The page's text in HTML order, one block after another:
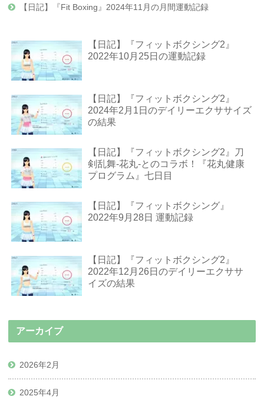
【日記】『Fit Boxing』2024年11月の月間運動記録
【日記】『フィットボクシング2』
2022年10月25日の運動記録
【日記】『フィットボクシング2』
2024年2月1日のデイリーエクササイズ
の結果
【日記】『フィットボクシング2』刀
剣乱舞-花丸-とのコラボ！『花丸健康
プログラム』七日目
【日記】『フィットボクシング』
2022年9月28日 運動記録
【日記】『フィットボクシング2』
2022年12月26日のデイリーエクササ
イズの結果
アーカイブ
2026年2月
2025年4月